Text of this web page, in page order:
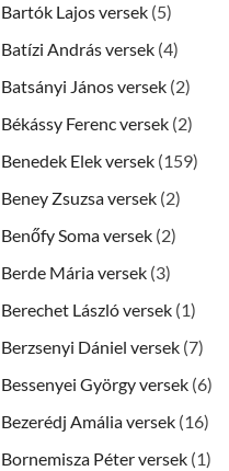
Bartók Lajos versek (5)
Batízi András versek (4)
Batsányi János versek (2)
Békássy Ferenc versek (2)
Benedek Elek versek (159)
Beney Zsuzsa versek (2)
Benőfy Soma versek (2)
Berde Mária versek (3)
Berechet László versek (1)
Berzsenyi Dániel versek (7)
Bessenyei György versek (6)
Bezerédj Amália versek (16)
Bornemisza Péter versek (1)